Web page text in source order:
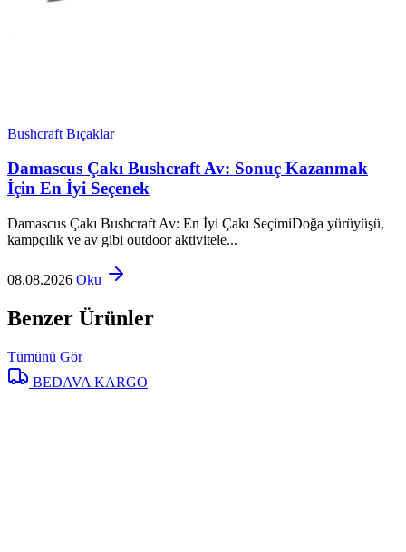
Bushcraft Bıçaklar
Damascus Çakı Bushcraft Av: Sonuç Kazanmak
İçin En İyi Seçenek
Damascus Çakı Bushcraft Av: En İyi Çakı SeçimiDoğa yürüyüşü,
kampçılık ve av gibi outdoor aktivitele...
08.08.2026 Oku
Benzer Ürünler
Tümünü Gör
BEDAVA KARGO